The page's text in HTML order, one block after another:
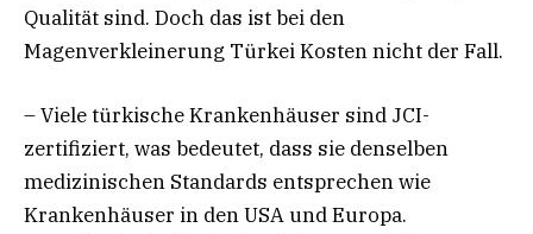
Qualität sind. Doch das ist bei den
Magenverkleinerung Türkei Kosten nicht der Fall.
– Viele türkische Krankenhäuser sind JCI-
zertifiziert, was bedeutet, dass sie denselben
medizinischen Standards entsprechen wie
Krankenhäuser in den USA und Europa.